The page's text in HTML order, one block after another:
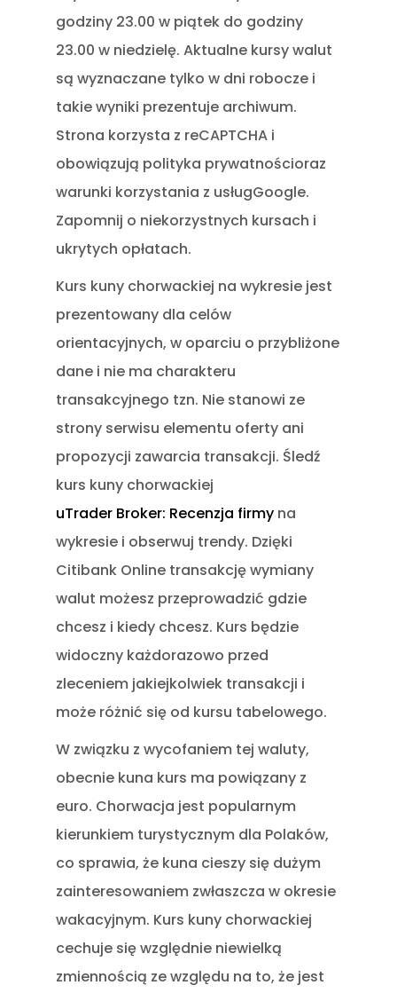
godziny 23.00 w piątek do godziny
23.00 w niedzielę. Aktualne kursy walut
są wyznaczane tylko w dni robocze i
takie wyniki prezentuje archiwum.
Strona korzysta z reCAPTCHA i
obowiązują polityka prywatnościoraz
warunki korzystania z usługGoogle.
Zapomnij o niekorzystnych kursach i
ukrytych opłatach.
Kurs kuny chorwackiej na wykresie jest
prezentowany dla celów
orientacyjnych, w oparciu o przybliżone
dane i nie ma charakteru
transakcyjnego tzn. Nie stanowi ze
strony serwisu elementu oferty ani
propozycji zawarcia transakcji. Śledź
kurs kuny chorwackiej
uTrader Broker: Recenzja firmy na
wykresie i obserwuj trendy. Dzięki
Citibank Online transakcję wymiany
walut możesz przeprowadzić gdzie
chcesz i kiedy chcesz. Kurs będzie
widoczny każdorazowo przed
zleceniem jakiejkolwiek transakcji i
może różnić się od kursu tabelowego.
W związku z wycofaniem tej waluty,
obecnie kuna kurs ma powiązany z
euro. Chorwacja jest popularnym
kierunkiem turystycznym dla Polaków,
co sprawia, że kuna cieszy się dużym
zainteresowaniem zwłaszcza w okresie
wakacyjnym. Kurs kuny chorwackiej
cechuje się względnie niewielką
zmiennością ze względu na to, że jest